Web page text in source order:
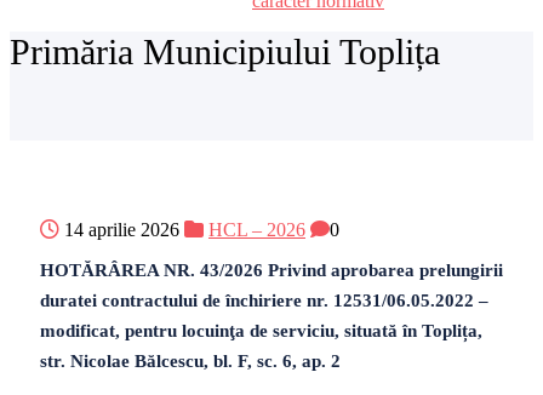
Primăria Municipiului Toplița
14 aprilie 2026 HCL – 2026 0
HOTĂRÂREA NR. 43/2026 Privind aprobarea prelungirii
duratei contractului de închiriere nr. 12531/06.05.2022 –
modificat, pentru locuinţa de serviciu, situată în Toplița,
str. Nicolae Bălcescu, bl. F, sc. 6, ap. 2